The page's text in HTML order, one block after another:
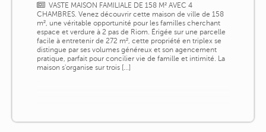
VASTE MAISON FAMILIALE DE 158 M² AVEC 4
CHAMBRES. Venez découvrir cette maison de ville de 158
m², une véritable opportunité pour les familles cherchant
espace et verdure à 2 pas de Riom. Érigée sur une parcelle
facile à entretenir de 272 m², cette propriété en triplex se
distingue par ses volumes généreux et son agencement
pratique, parfait pour concilier vie de famille et intimité. La
maison s'organise sur trois [...]